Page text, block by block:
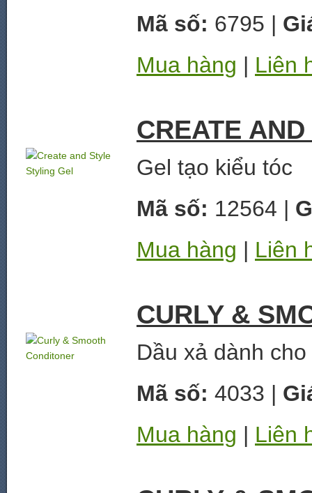
Mã số: 6795 |
Mua hàng | Liên
CREATE
Gel tạo kiểu tóc
Mã số: 12564 |
Mua hàng | Liên
CURLY &
Dầu xả dành
Mã số: 4033 |
Mua hàng | Liên